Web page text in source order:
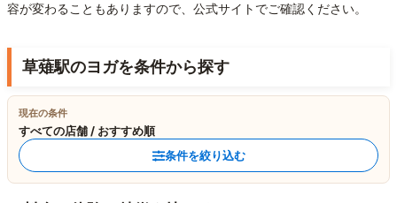
容が変わることもありますので、公式サイトでご確認ください。
草薙駅のヨガを条件から探す
現在の条件
すべての店舗 / おすすめ順
条件を絞り込む